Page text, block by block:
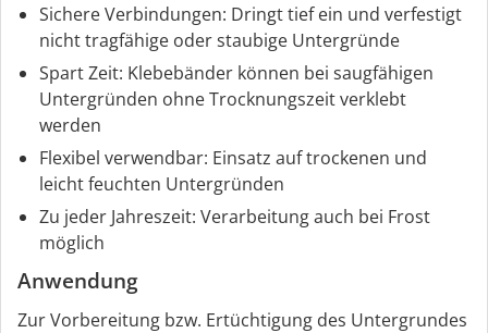
Sichere Verbindungen: Dringt tief ein und verfestigt
nicht tragfähige oder staubige Untergründe
Spart Zeit: Klebebänder können bei saugfähigen
Untergründen ohne Trocknungszeit verklebt
werden
Flexibel verwendbar: Einsatz auf trockenen und
leicht feuchten Untergründen
Zu jeder Jahreszeit: Verarbeitung auch bei Frost
möglich
Anwendung
Zur Vorbereitung bzw. Ertüchtigung des Untergrundes